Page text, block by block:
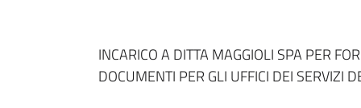
INCARICO A DITTA MAGGIOLI SPA PER
DOCUMENTI PER GLI UFFICI DEI SERVIZI